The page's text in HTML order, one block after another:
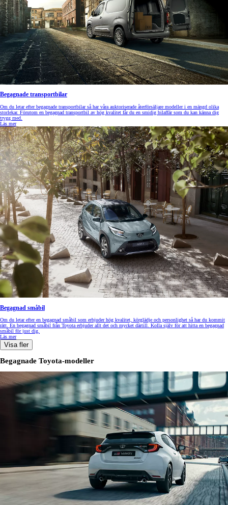
Begagnade transportbilar
Om du letar efter begagnade transportbilar så har våra auktoriserade återförsäljare modeller i en mängd olika
storlekar. Förutom en begagnad transportbil av hög kvalitet får du en smidig bilaffär som du kan känna dig
trygg med.
Läs mer
Begagnad småbil
Om du letar efter en begagnad småbil som erbjuder hög kvalitet, körglädje och personlighet så har du kommit
rätt. En begagnad småbil från Toyota erbjuder allt det och mycket därtill. Kolla själv för att hitta en begagnad
småbil för just dig.
Läs mer
Visa fler
Begagnade Toyota-modeller